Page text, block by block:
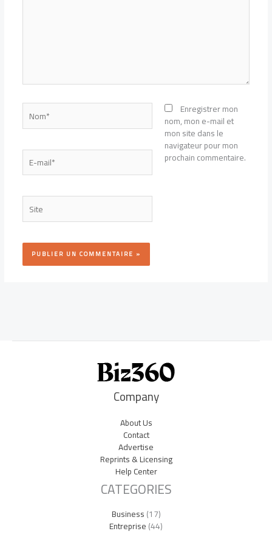
Nom*
E-
mail*
Site
Enregistrer mon
nom, mon e-mail et
mon site dans le
navigateur pour mon
prochain commentaire.
Company
About Us
Contact
Advertise
Reprints & Licensing
Help Center
CATEGORIES
Business(17)
Entreprise(44)